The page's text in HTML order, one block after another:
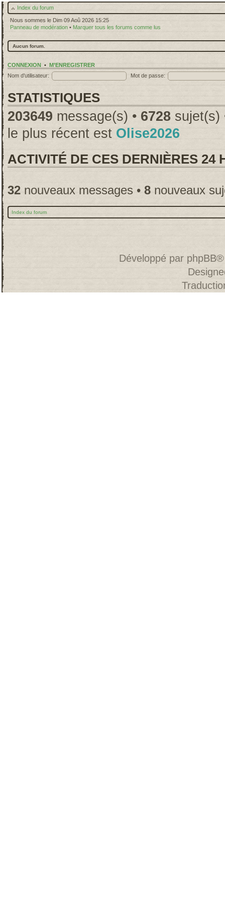
Index du forum
Nous sommes le Dim 09 Aoû 2026 15:25
Panneau de modération • Marquer tous les forums comme lus
Aucun forum.
CONNEXION • M’ENREGISTRER
Nom d’utilisateur:
Mot de passe:
STATISTIQUES
203649 message(s) • 6728 sujet(s)
le plus récent est Olise2026
ACTIVITÉ DE CES DERNIÈRES 24
32 nouveaux messages • 8 nouveaux
Index du forum
Développé par phpBB®